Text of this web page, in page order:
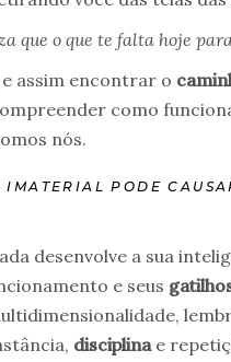
que o que te falta hoje
assim encontrar o
como
nós.
PODE
desenvolve a sua
e seus
disciplinae